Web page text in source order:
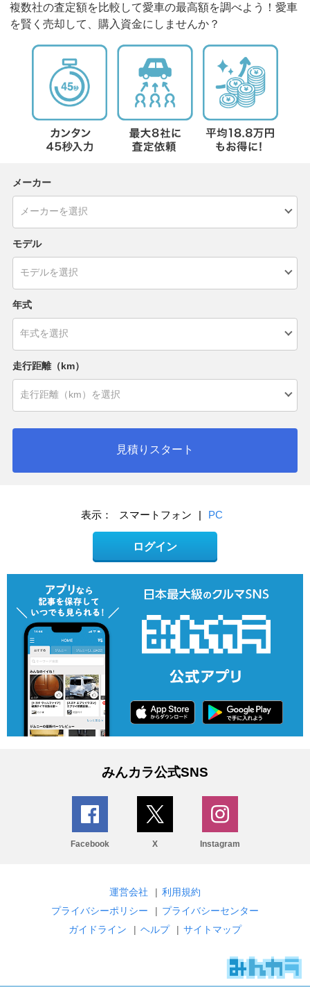
複数社の査定額を比較して愛車の最高額を調べよう！愛車
を賢く売却して、購入資金にしませんか？
メーカー
モデル
年式
走行距離（km）
見積りスタート
表示： スマートフォン | PC
ログイン
みんカラ公式SNS
Facebook X Instagram
運営会社 | 利用規約
プライバシーポリシー
| プライバシーセンター
ガイドライン
| ヘルプ | サイトマップ